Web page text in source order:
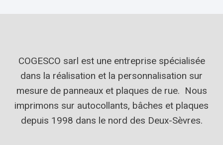
COGESCO sarl est une entreprise spécialisée
dans la réalisation et la personnalisation sur
mesure de panneaux et plaques de rue. Nous
imprimons sur autocollants, bâches et plaques
depuis 1998 dans le nord des Deux-Sèvres.